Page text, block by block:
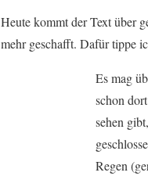
Heute kommt der Text über
mehr geschafft. Dafür tippe
Es mag
schon
sehen
Regen